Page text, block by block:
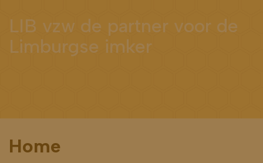
LIB vzw de partner voor de
Limburgse imker
Home